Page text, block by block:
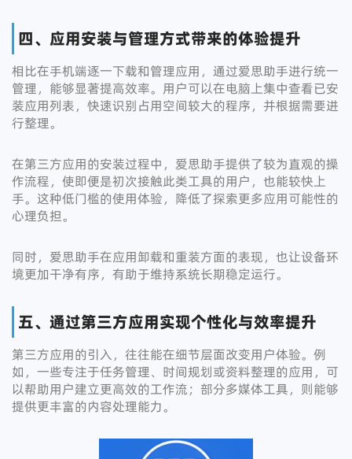
四、应用安装与管理方式带来的体验提升
相比在手机端逐一下载和管理应用，通过爱思助手进行统一
管理，能够显著提高效率。用户可以在电脑上集中查看已安
装应用列表，快速识别占用空间较大的程序，并根据需要进
行整理。
在第三方应用的安装过程中，爱思助手提供了较为直观的操
作流程，使即便是初次接触此类工具的用户，也能较快上
手。这种低门槛的使用体验，降低了探索更多应用可能性的
心理负担。
同时，爱思助手在应用卸载和重装方面的表现，也让设备环
境更加干净有序，有助于维持系统长期稳定运行。
五、通过第三方应用实现个性化与效率提升
第三方应用的引入，往往能在细节层面改变用户体验。例
如，一些专注于任务管理、时间规划或资料整理的应用，可
以帮助用户建立更高效的工作流；部分多媒体工具，则能够
提供更丰富的内容处理能力。